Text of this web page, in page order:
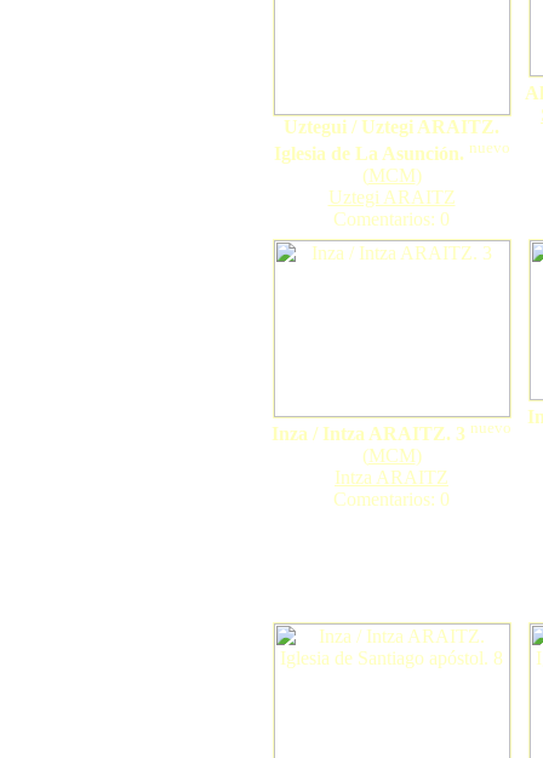
Uztegui / Uztegi ARAITZ.
Iglesia de La Asunción. nuevo
(MCM)
Uztegi ARAITZ
Comentarios: 0
Inza / Intza ARAITZ. 3 nuevo
(MCM)
Intza ARAITZ
Comentarios: 0